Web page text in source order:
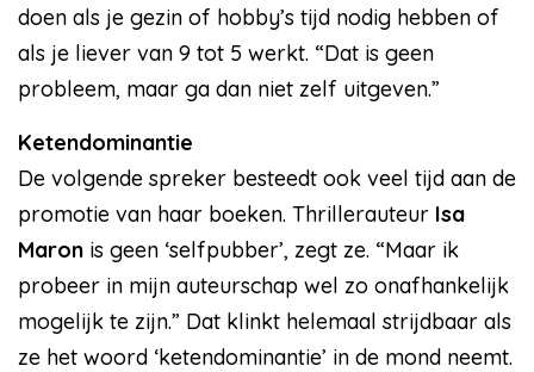
doen als je gezin of hobby’s tijd nodig hebben of
als je liever van 9 tot 5 werkt. “Dat is geen
probleem, maar ga dan niet zelf uitgeven.”
Ketendominantie
De volgende spreker besteedt ook veel tijd aan de
promotie van haar boeken. Thrillerauteur Isa
Maron is geen ‘selfpubber’, zegt ze. “Maar ik
probeer in mijn auteurschap wel zo onafhankelijk
mogelijk te zijn.” Dat klinkt helemaal strijdbaar als
ze het woord ‘ketendominantie’ in de mond neemt.